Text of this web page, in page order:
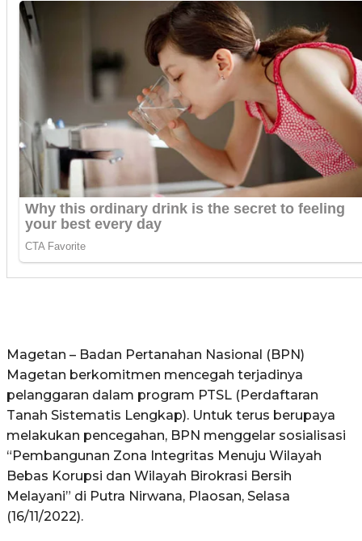
Magetan – Badan Pertanahan Nasional (BPN)
Magetan berkomitmen mencegah terjadinya
pelanggaran dalam program PTSL (Perdaftaran
Tanah Sistematis Lengkap). Untuk terus berupaya
melakukan pencegahan, BPN menggelar sosialisasi
“Pembangunan Zona Integritas Menuju Wilayah
Bebas Korupsi dan Wilayah Birokrasi Bersih
Melayani” di Putra Nirwana, Plaosan, Selasa
(16/11/2022).